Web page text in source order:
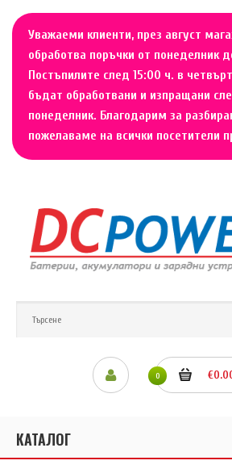
Уважаеми клиенти, през август
обработва поръчки от понеделник
Постъпилите след 15:00 ч. в
бъдат обработвани и изпращани
понеделник. Благодарим за
пожелаваме на всички посетители
0
КАТАЛОГ